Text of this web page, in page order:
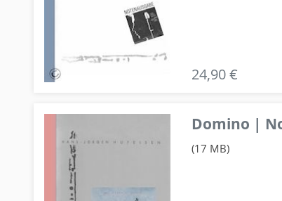
24,90 €
Domino |
(17 MB)